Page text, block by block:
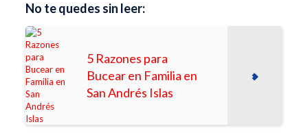
No te quedes sin leer:
5 Razones para
Bucear en Familia en
San Andrés Islas